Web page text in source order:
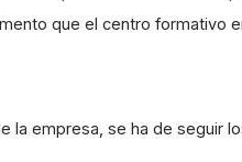
que el centro formativo
la empresa, se ha de seguir